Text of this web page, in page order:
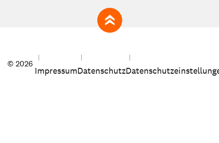
zum Seitenanfang
© 2026
ImpressumDatenschutz